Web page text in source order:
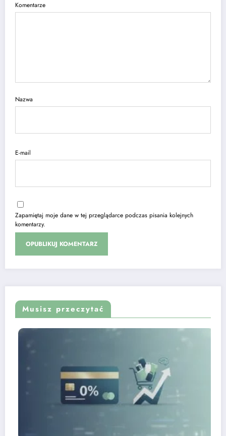
Komentarze
Nazwa
E-mail
Zapamiętaj moje dane w tej przeglądarce podczas pisania kolejnych
komentarzy.
Musisz przeczytać